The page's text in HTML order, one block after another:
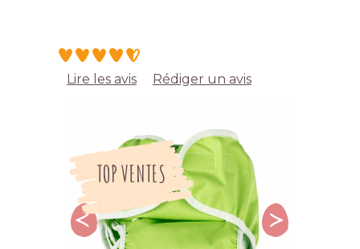
Lire les avis Rédiger un avis
TOP VENTES